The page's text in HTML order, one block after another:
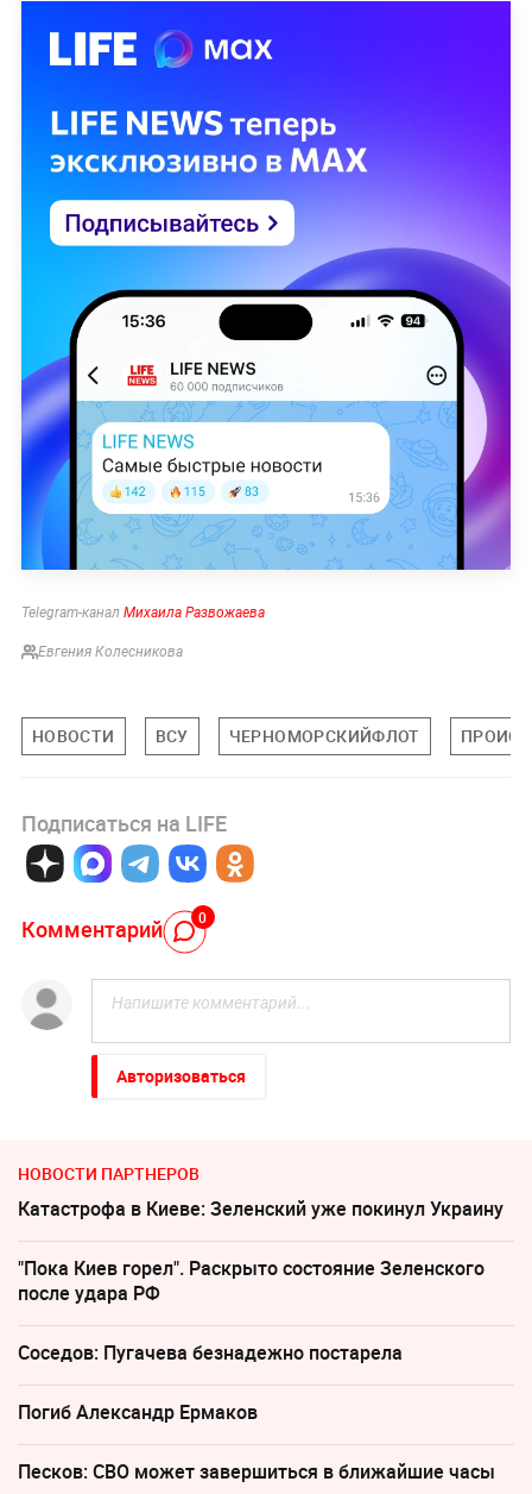
Telegram-канал Михаила Развожаева
Евгения Колесникова
НОВОСТИ ВСУ ЧЕРНОМОРСКИЙФЛОТ
Подписаться на LIFE
Комментарий 0
Авторизоваться
НОВОСТИ ПАРТНЕРОВ
Катастрофа в Киеве: Зеленский уже покинул Украину
"Пока Киев горел". Раскрыто состояние Зеленского
после удара РФ
Соседов: Пугачева безнадежно постарела
Погиб Александр Ермаков
Песков: СВО может завершиться в ближайшие часы